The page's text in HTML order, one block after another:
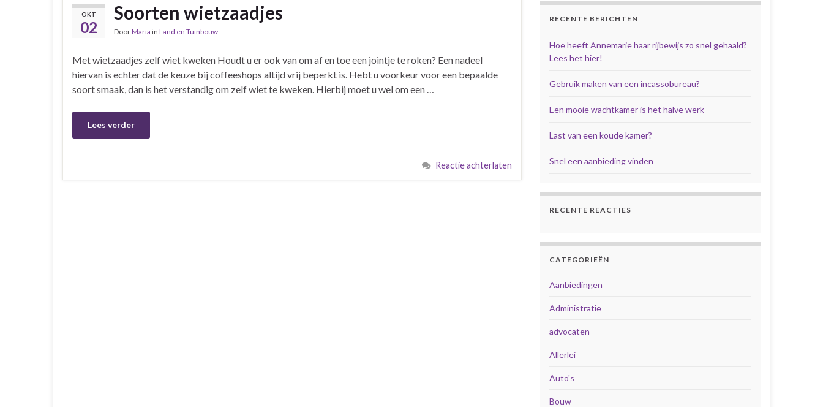
OKT
02
Soorten wietzaadjes
DoorMaria in Land en Tuinbouw
Met wietzaadjes zelf wiet kweken Houdt u er ook van om af en toe een jointje te roken? Een nadeel
hiervan is echter dat de keuze bij coffeeshops altijd vrij beperkt is. Hebt u voorkeur voor een bepaalde
soort smaak, dan is het verstandig om zelf wiet te kweken. Hierbij moet u wel om een …
Lees verder
Reactie achterlaten
RECENTE BERICHTEN
Hoe heeft Annemarie haar rijbewijs zo snel gehaald?
Lees het hier!
Gebruik maken van een incassobureau?
Een mooie wachtkamer is het halve werk
Last van een koude kamer?
Snel een aanbieding vinden
RECENTE REACTIES
CATEGORIEËN
Aanbiedingen
Administratie
advocaten
Allerlei
Auto's
Bouw